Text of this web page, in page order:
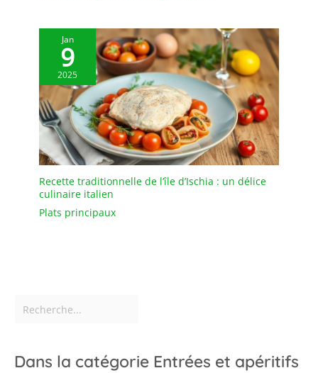
Jan
9
2025
Recette traditionnelle de l’île d’Ischia : un délice
culinaire italien
Plats principaux
Dans la catégorie Entrées et apéritifs